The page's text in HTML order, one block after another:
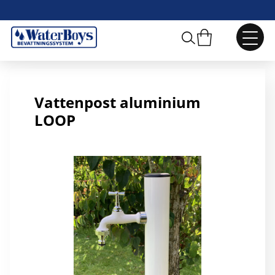
Vattenpost LOOP, rostbrun
Vattenpost aluminium
LOOP